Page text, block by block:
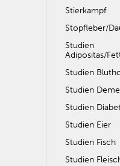
Stierkampf
Stopfleber/
Studien
Adipositas/
Studien
Studien
Studien
Studien Eier
Studien Fisch
Studien